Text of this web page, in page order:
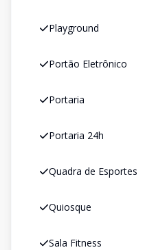
Playground
Portão Eletrônico
Portaria
Portaria 24h
Quadra de Esportes
Quiosque
Sala Fitness